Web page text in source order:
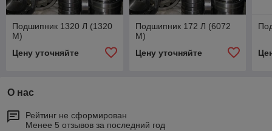
Подшипник 1320 Л (1320
М)
Цену уточняйте
Подшипник 172 Л (6072
М)
Цену уточняйте
О нас
Рейтинг не сформирован
Менее 5 отзывов за последний год